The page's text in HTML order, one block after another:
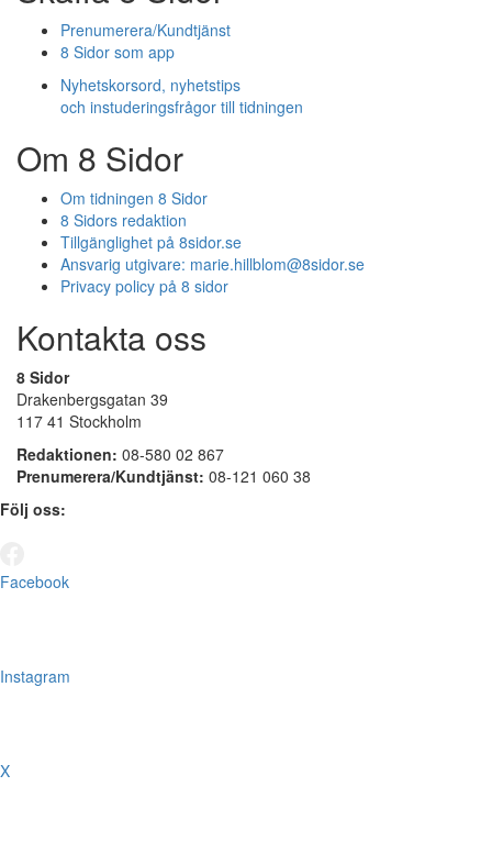
Prenumerera/Kundtjänst
8 Sidor som app
Nyhetskorsord, nyhetstips
och instuderingsfrågor till tidningen
Om 8 Sidor
Om tidningen 8 Sidor
8 Sidors redaktion
Tillgänglighet på 8sidor.se
Ansvarig utgivare: marie.hillblom@8sidor.se
Privacy policy på 8 sidor
Kontakta oss
8 Sidor
Drakenbergsgatan 39
117 41 Stockholm
Redaktionen: 08-580 02 867
Prenumerera/Kundtjänst: 08-121 060 38
Följ oss:
Facebook
Instagram
X